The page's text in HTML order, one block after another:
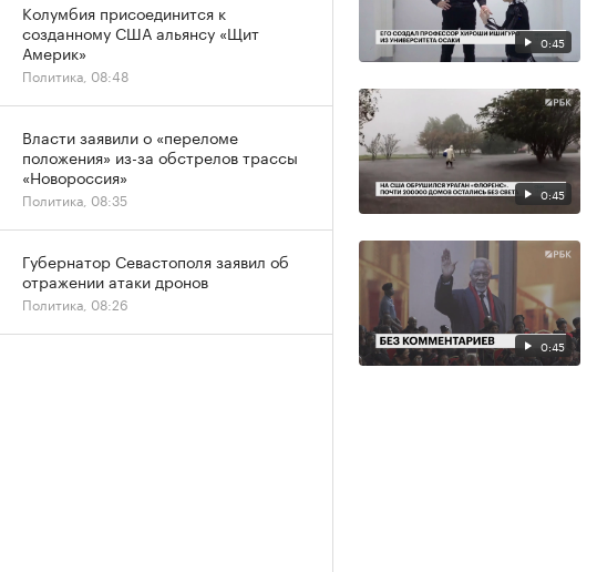
0:45
0:45
0:45
Колумбия присоединится к
созданному США альянсу «Щит
Америк»
Политика, 08:48
Власти заявили о «переломе
положения» из-за обстрелов трассы
«Новороссия»
Политика, 08:35
Губернатор Севастополя заявил об
отражении атаки дронов
Политика, 08:26